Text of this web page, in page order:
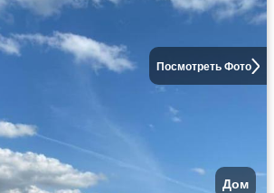
Посмотреть Фото
Дом